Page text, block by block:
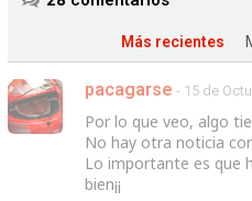
Más recientes
pacagarse - 15 de
Por lo que veo, algo
No hay otra noticia
Lo importante es que
bien¡¡